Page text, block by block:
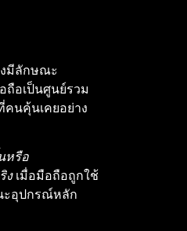
มีลักษณะ
อเป็นศูนย์รวม
นคุ้นเคยอย่าง
หรือ
ง เมื่อมือถือถูกใช้
ะอุปกรณ์หลัก